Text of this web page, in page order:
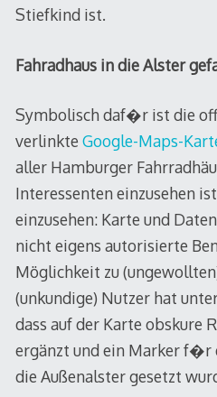
Stiefkind ist.
Fahradhaus in die Alster
Symbolisch daf�r ist die
verlinkte Google-Maps-
aller Hamburger
Interessenten einzusehen
einzusehen: Karte und
nicht eigens autorisierte
Möglichkeit zu
(unkundige) Nutzer hat
dass auf der Karte obskure
ergänzt und ein Marker f�r
die Außenalster gesetzt